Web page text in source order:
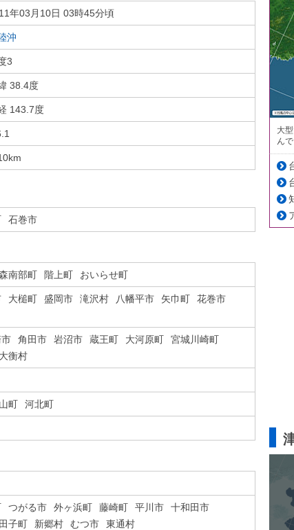
年03月10日 03時45分頃
沖
3
38.4度
143.7度
石巻市
南部町 階上町 おいらせ町
大槌町 盛岡市 滝沢村 八幡平市 矢巾町
花巻市
角田市 岩沼市 蔵王町 大河原町
宮城川崎町
大衡村
町 河北町
つがる市 外ヶ浜町 藤崎町 平川市
十和田市
田子町 新郷村 むつ市 東通村
大
ん